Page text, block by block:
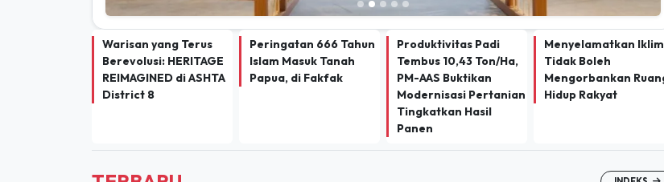
REIMAGINED di ASHTA
District 8
Peringatan 666 Tahun
Papua, di Fakfak
Produktivitas Padi
PM-AAS Buktikan
Modernisasi Pertanian
Tingkatkan Hasil
Panen
Menyelamatkan Iklim
Mengorbankan Ruang
Hidup Rakyat
TERBARU